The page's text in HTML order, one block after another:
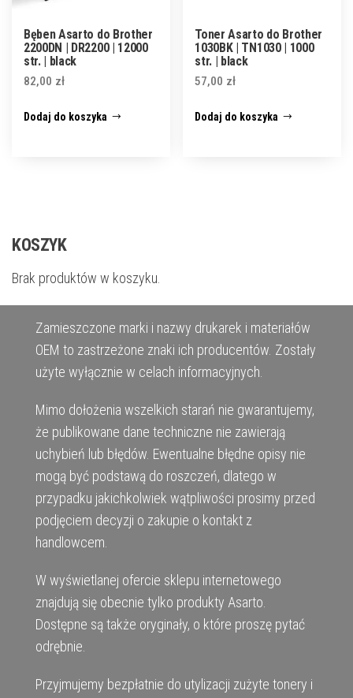
Bęben Asarto do Brother
2200DN | DR2200 | 12000
str. | black
82,00 zł
Dodaj do koszyka
Toner Asarto do Brother
1030BK | TN1030 | 1000
str. | black
57,00 zł
Dodaj do koszyka
KOSZYK
Brak produktów w koszyku.
Zamieszczone marki i nazwy drukarek i materiałów
OEM to zastrzeżone znaki ich producentów. Zostały
użyte wyłącznie w celach informacyjnych.
Mimo dołożenia wszelkich starań nie gwarantujemy,
że publikowane dane techniczne nie zawierają
uchybień lub błędów. Ewentualne błędne opisy nie
mogą być podstawą do roszczeń, dlatego w
przypadku jakichkolwiek wątpliwości prosimy przed
podjęciem decyzji o zakupie o kontakt z
handlowcem.
W wyświetlanej ofercie sklepu internetowego
znajdują się obecnie tylko produkty Asarto.
Dostępne są także oryginały, o które proszę pytać
odrębnie.
Przyjmujemy bezpłatnie do utylizacji zużyte tonery i